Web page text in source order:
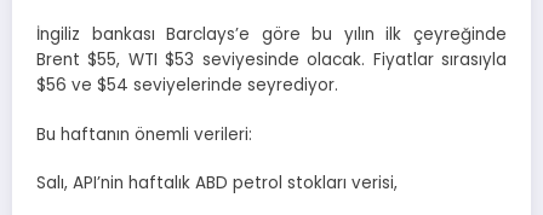
İngiliz bankası Barclays’e göre bu yılın ilk çeyreğinde
Brent $55, WTI $53 seviyesinde olacak. Fiyatlar sırasıyla
$56 ve $54 seviyelerinde seyrediyor.
Bu haftanın önemli verileri:
Salı, API’nin haftalık ABD petrol stokları verisi,